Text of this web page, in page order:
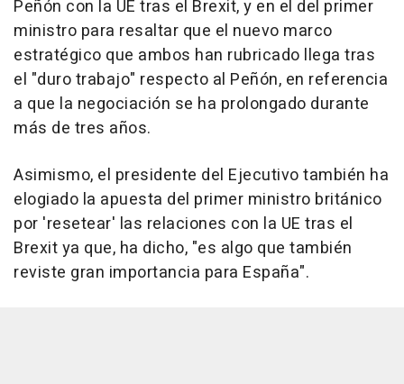
Peñón con la UE tras el Brexit, y en el del primer
ministro para resaltar que el nuevo marco
estratégico que ambos han rubricado llega tras
el "duro trabajo" respecto al Peñón, en referencia
a que la negociación se ha prolongado durante
más de tres años.
Asimismo, el presidente del Ejecutivo también ha
elogiado la apuesta del primer ministro británico
por 'resetear' las relaciones con la UE tras el
Brexit ya que, ha dicho, "es algo que también
reviste gran importancia para España".